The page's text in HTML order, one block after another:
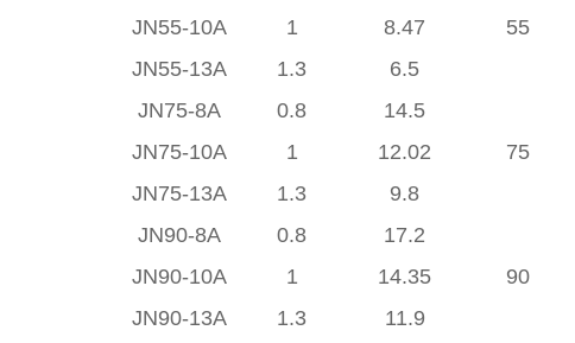
55
JN55-10A 1
8.47
JN55-13A
1.3
6.5
JN75-8A
0.8
14.5
75
JN75-10A 1
12.02
JN75-13A
1.3
9.8
JN90-8A
0.8
17.2
90
JN90-10A 1
14.35
JN90-13A
1.3
11.9